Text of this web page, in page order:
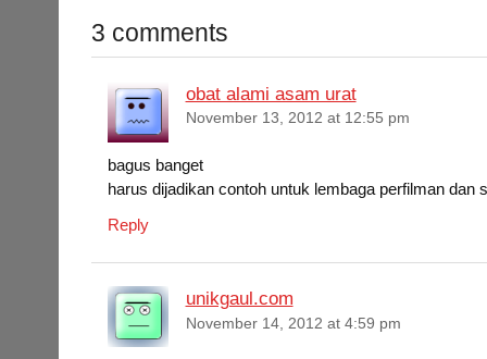
e
o
o
k
t
t
A
d
3 comments
obat alami asam urat
November 13, 2012 at 12:55 pm
bagus banget
harus dijadikan contoh untuk lembaga perfilman dan
Reply
unikgaul.com
November 14, 2012 at 4:59 pm